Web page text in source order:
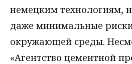
немецким технологиям,
даже минимальные
окружающей среды.
«Агентство цементной